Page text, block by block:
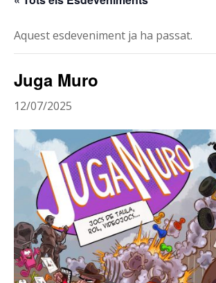
Aquest esdeveniment ja ha passat.
Juga Muro
12/07/2025